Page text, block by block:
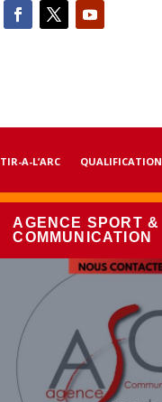
TIR-A-L’ARC QUALIFICATION
AGENCE SPORT &
COMMUNICATION